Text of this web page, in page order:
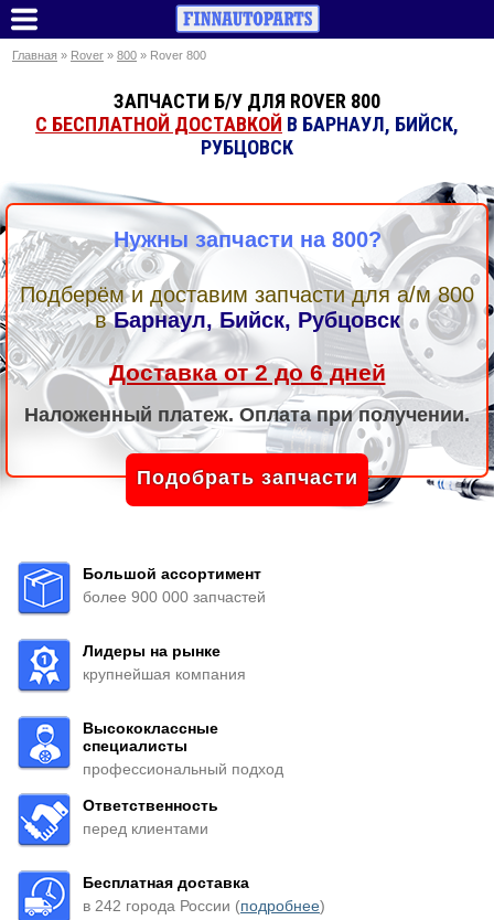
Главная » Rover » 800 » Rover 800
ЗАПЧАСТИ Б/У ДЛЯ ROVER 800
С БЕСПЛАТНОЙ ДОСТАВКОЙ В БАРНАУЛ, БИЙСК,
РУБЦОВСК
Нужны запчасти на 800?
Подберём и доставим запчасти для а/м 800
вБарнаул, Бийск, Рубцовск
Доставка от 2 до 6 дней
Наложенный платеж. Оплата при получении.
Подобрать запчасти
Большой ассортимент
более 900 000 запчастей
Лидеры на рынке
крупнейшая компания
Высококлассные
специалисты
профессиональный подход
Ответственность
перед клиентами
Бесплатная доставка
в 242 города России (подробнее)